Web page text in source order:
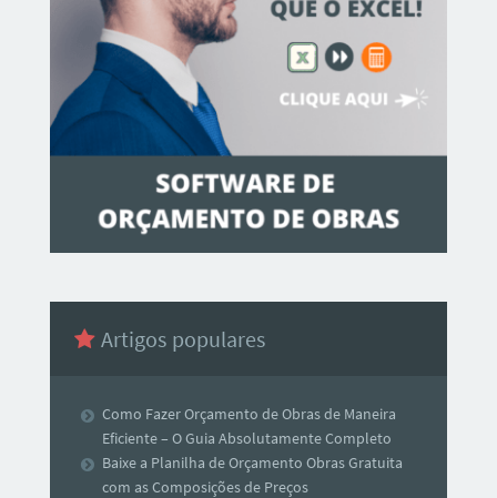
Artigos populares
Como Fazer Orçamento de Obras de Maneira
Eficiente – O Guia Absolutamente Completo
Baixe a Planilha de Orçamento Obras Gratuita
com as Composições de Preços